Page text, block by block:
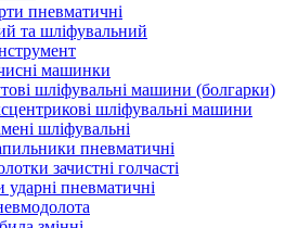
пневматичні
та шліфувальний
машинки
шліфувальні машини (болгарки)
шліфувальні машини
шліфувальні
пневматичні
зачистні голчасті
пневматичні